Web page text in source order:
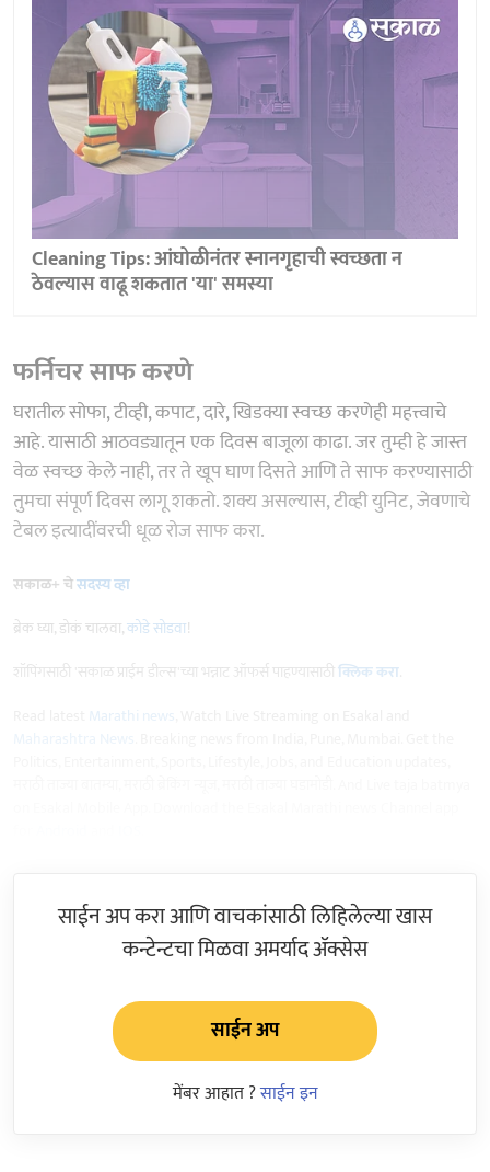
Cleaning Tips: आंघोळीनंतर स्नानगृहाची स्वच्छता न
ठेवल्यास वाढू शकतात 'या' समस्या
फर्निचर साफ करणे
घरातील सोफा, टीव्ही, कपाट, दारे, खिडक्या स्वच्छ करणेही महत्त्वाचे
आहे. यासाठी आठवड्यातून एक दिवस बाजूला काढा. जर तुम्ही हे जास्त
वेळ स्वच्छ केले नाही, तर ते खूप घाण दिसते आणि ते साफ करण्यासाठी
तुमचा संपूर्ण दिवस लागू शकतो. शक्य असल्यास, टीव्ही युनिट, जेवणाचे
टेबल इत्यादींवरची धूळ रोज साफ करा.
सकाळ+ चेसदस्य व्हा
ब्रेक घ्या, डोकं चालवा,कोडे सोडवा!
शॉपिंगसाठी 'सकाळ प्राईम डील्स'च्या भन्नाट ऑफर्स पाहण्यासाठीक्लिक करा
Marathi news
साईन अप करा आणि वाचकांसाठी लिहिलेल्या खास
कन्टेन्टचा मिळवा अमर्याद ॲक्सेस
साईन अप
मेंबर आहात ?साईन इन